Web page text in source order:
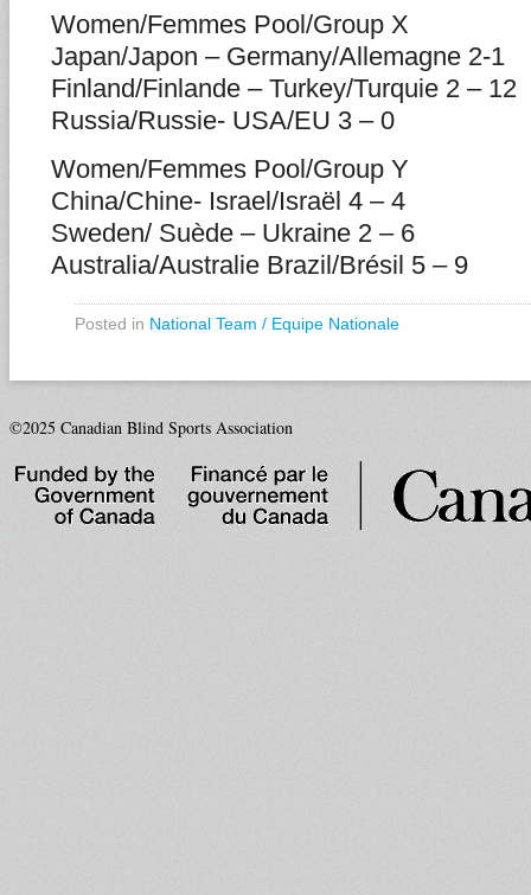
Women/Femmes Pool/Group X
Japan/Japon – Germany/Allemagne 2-1
Finland/Finlande – Turkey/Turquie 2 – 12
Russia/Russie- USA/EU 3 – 0
Women/Femmes Pool/Group Y
China/Chine- Israel/Israël 4 – 4
Sweden/ Suède – Ukraine 2 – 6
Australia/Australie Brazil/Brésil 5 – 9
Posted in National Team / Equipe Nationale
©2025 Canadian Blind Sports Association